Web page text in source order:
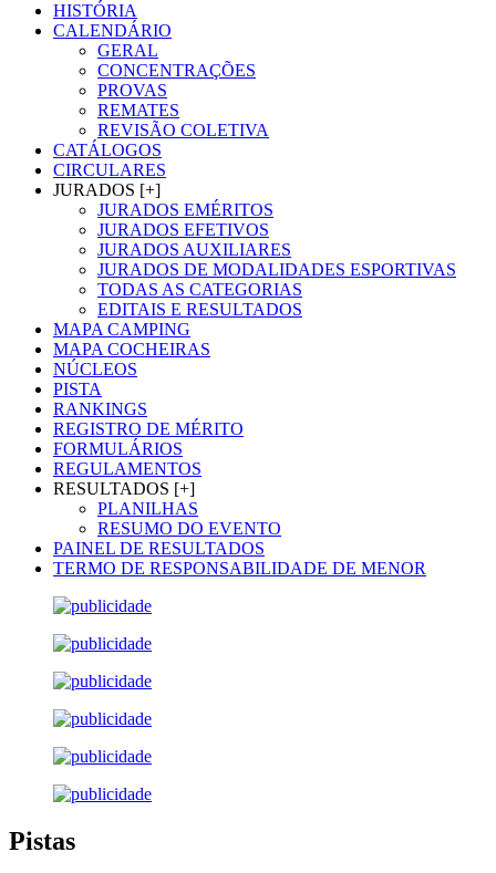
HISTÓRIA
CALENDÁRIO
GERAL
CONCENTRAÇÕES
PROVAS
REMATES
REVISÃO COLETIVA
CATÁLOGOS
CIRCULARES
JURADOS [+]
JURADOS EMÉRITOS
JURADOS EFETIVOS
JURADOS AUXILIARES
JURADOS DE MODALIDADES ESPORTIVAS
TODAS AS CATEGORIAS
EDITAIS E RESULTADOS
MAPA CAMPING
MAPA COCHEIRAS
NÚCLEOS
PISTA
RANKINGS
REGISTRO DE MÉRITO
FORMULÁRIOS
REGULAMENTOS
RESULTADOS [+]
PLANILHAS
RESUMO DO EVENTO
PAINEL DE RESULTADOS
TERMO DE RESPONSABILIDADE DE MENOR
Pistas